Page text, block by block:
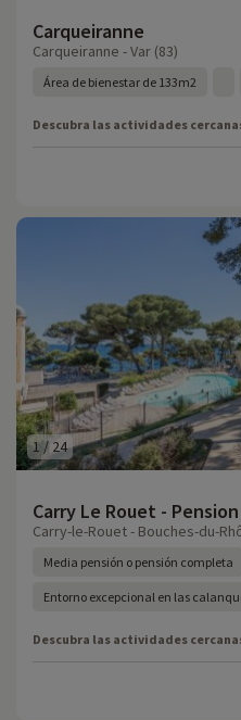
Carqueiranne
Carqueiranne - Var (83)
Área de bienestar de 133m2
Descubra las actividades
1/ 24
Carry Le Rouet - Pension
Carry-le-Rouet - Bouches-du-
Media pensión o pensión completa
Entorno excepcional en las
Descubra las actividades